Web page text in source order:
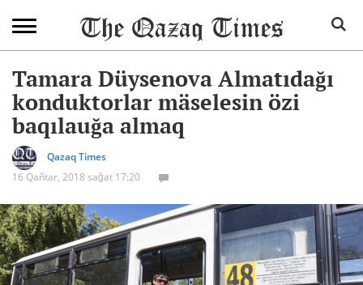
Tamara Düysenova Almatıdağı
konduktorlar mäselesin özi
baqılauğa almaq
Qazaq Times
16 Qañtar, 2018 sağat 17:20